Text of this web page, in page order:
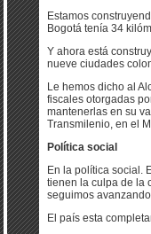
Estamos
Bogotá tenía 34
Y ahora está
nueve ciudades
Le hemos dicho al
fiscales otorgadas
mantenerlas en su
Transmilenio, en el
Política social
En la política social.
tienen la culpa de la
seguimos
El país esta